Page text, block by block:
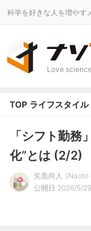
科学を好きな人を増やす
Love
TOP ライフスタイル
「シフト勤務
化”とは (2/2)
矢黒尚人
Naoto
公開日 2026/5/